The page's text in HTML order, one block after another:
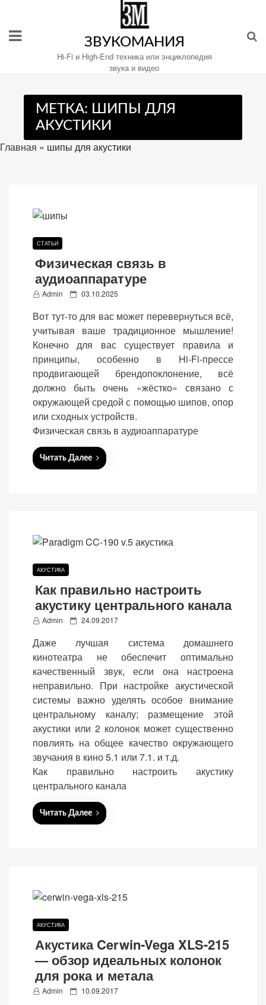
содержимому
ЗВУКОМАНИЯ
Hi-Fi и High-End техника или энциклопедия
звука и видео
МЕТКА: ШИПЫ ДЛЯ
АКУСТИКИ
Главная » шипы для акустики
СТАТЬИ
Физическая связь в
аудиоаппаратуре
Admin
P
s
e
d
o
n
03.10.2025
Вот тут-то для вас может перевернуться всё,
учитывая ваше традиционное мышление!
Конечно для вас существует правила и
принципы, особенно в Hi-Fi-прессе
продвигающей брендопоклонение, всё
должно быть очень «жёстко» связано с
окружающей средой с помощью шипов, опор
или сходных устройств.
Физическая связь в аудиоаппаратуре
Читать Далее
АКУСТИКА
Как правильно настроить
акустику центрального канала
Admin
P
s
t
e
d
o
n
24.09.2017
Даже лучшая система домашнего
кинотеатра не обеспечит оптимально
качественный звук, если она настроена
неправильно. При настройке акустической
системы важно уделять особое внимание
центральному каналу; размещение этой
акустики или 2 колонок может существенно
повлиять на общее качество окружающего
звучания в кино 5.1 или 7.1. и т.д.
Как правильно настроить акустику
центрального канала
Читать Далее
АКУСТИКА
Акустика Cerwin-Vega XLS-215
— обзор идеальных колонок
для рока и метала
Admin
P 10.09.2017
«Принять
все»
«Настройки
cookie»
Настройте
файлы
cookie
для
Звукомания.
Обязательные
(технические)
Необходимы для
работы сайта.
Сохраняют
функционирования
веб-сайта.
Функциональные
Обеспечивают
нормальную
вы откажетесь от
использования
этих файлов
cookie, некоторые
функции веб-сайта
исчезнут.
Статистические
(аналитика)
Анализируют
(Яндекс.Метрика).
Анонимно, без
Маркетинговые
Яндекс.Директ:
реклама на основе
ваших интересов.
Рассказывая о своих
интересах и